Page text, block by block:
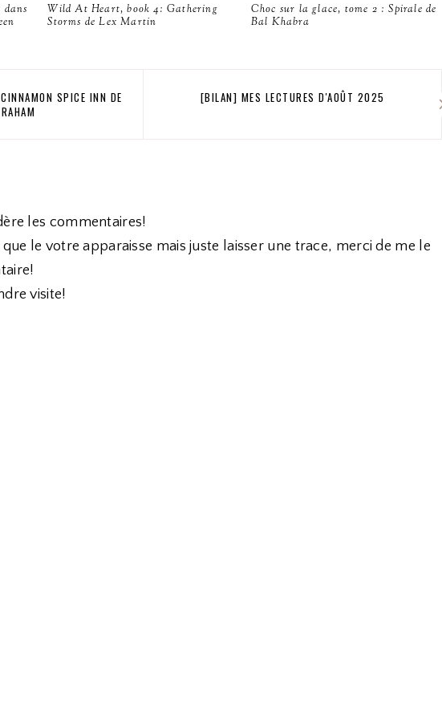
Wild At Heart, book 4: Gathering
Storms de Lex Martin
Choc sur la glace, tome 2 : Spirale de
Bal Khabra
SPICE INN DE
[BILAN] MES LECTURES D'AOÛT 2025
les commentaires!
le votre apparaisse mais juste laisser une trace, merci de me le
visite!